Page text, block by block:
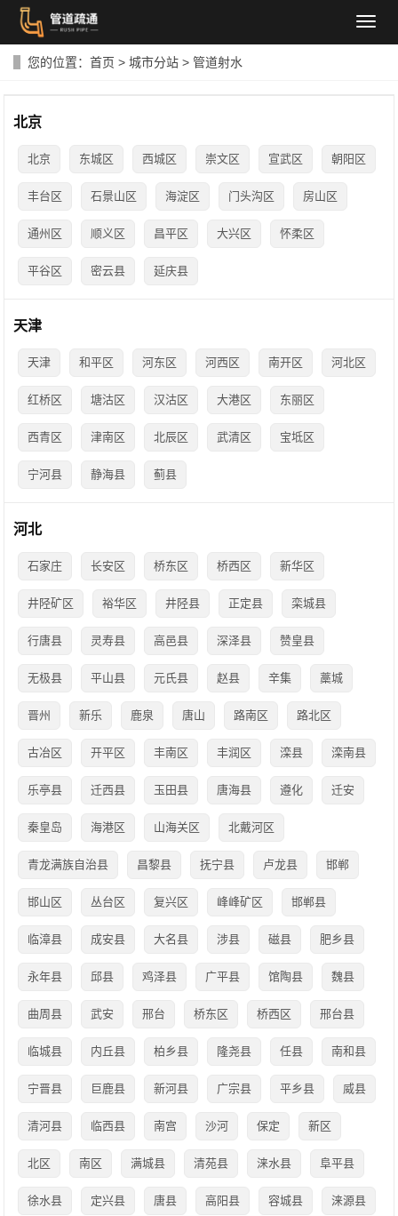
导
您的位置： 首页 > 城市分站 > 管道射水
北京
北京 东城区 西城区 崇文区 宣武区 朝阳区
丰台区 石景山区 海淀区 门头沟区 房山区
通州区 顺义区 昌平区 大兴区 怀柔区
平谷区 密云县 延庆县
天津
天津 和平区 河东区 河西区 南开区 河北区
红桥区 塘沽区 汉沽区 大港区 东丽区
西青区 津南区 北辰区 武清区 宝坻区
宁河县 静海县 蓟县
河北
石家庄 长安区 桥东区 桥西区 新华区
井陉矿区 裕华区 井陉县 正定县 栾城县
行唐县 灵寿县 高邑县 深泽县 赞皇县
无极县 平山县 元氏县 赵县 辛集 藁城
晋州 新乐 鹿泉 唐山 路南区 路北区
古冶区 开平区 丰南区 丰润区 滦县 滦南县
乐亭县 迁西县 玉田县 唐海县 遵化 迁安
秦皇岛 海港区 山海关区 北戴河区
青龙满族自治县 昌黎县 抚宁县 卢龙县 邯郸
邯山区 丛台区 复兴区 峰峰矿区 邯郸县
临漳县 成安县 大名县 涉县 磁县 肥乡县
永年县 邱县 鸡泽县 广平县 馆陶县 魏县
曲周县 武安 邢台 桥东区 桥西区 邢台县
临城县 内丘县 柏乡县 隆尧县 任县 南和县
宁晋县 巨鹿县 新河县 广宗县 平乡县 威县
清河县 临西县 南宫 沙河 保定 新区
北区 南区 满城县 清苑县 涞水县 阜平县
徐水县 定兴县 唐县 高阳县 容城县 涞源县